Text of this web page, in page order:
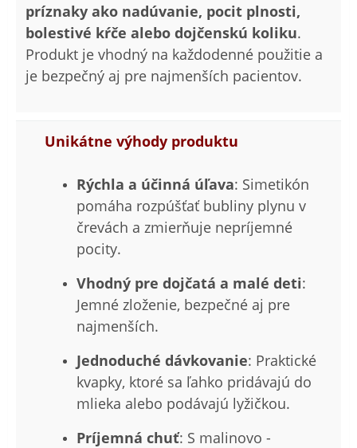
príznaky ako nadúvanie, pocit plnosti,
bolestivé kŕče alebo dojčenskú koliku.
Produkt je vhodný na každodenné použitie a
je bezpečný aj pre najmenších pacientov.
Unikátne výhody produktu
Rýchla a účinná úľava: Simetikón
pomáha rozpúšťať bubliny plynu v
črevách a zmierňuje nepríjemné
pocity.
Vhodný pre dojčatá a malé deti:
Jemné zloženie, bezpečné aj pre
najmenších.
Jednoduché dávkovanie: Praktické
kvapky, ktoré sa ľahko pridávajú do
mlieka alebo podávajú lyžičkou.
Príjemná chuť: S malinovo -